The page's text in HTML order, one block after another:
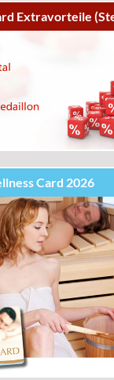
Extravorteile
Card 2026